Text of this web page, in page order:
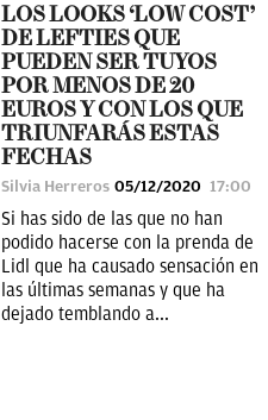
LOS LOOKS ‘LOW COST’
DE LEFTIES QUE
PUEDEN SER TUYOS
POR MENOS DE 20
EUROS Y CON LOS QUE
TRIUNFARÁS ESTAS
FECHAS
Silvia Herreros 05/12/2020 17:00
Si has sido de las que no han
podido hacerse con la prenda de
Lidl que ha causado sensación en
las últimas semanas y que ha
dejado temblando a...